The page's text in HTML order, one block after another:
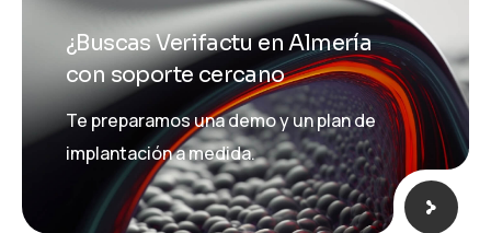
¿Buscas Verifactu en Almería
con soporte cercano
Te preparamos una demo y un plan de
implantación a medida.